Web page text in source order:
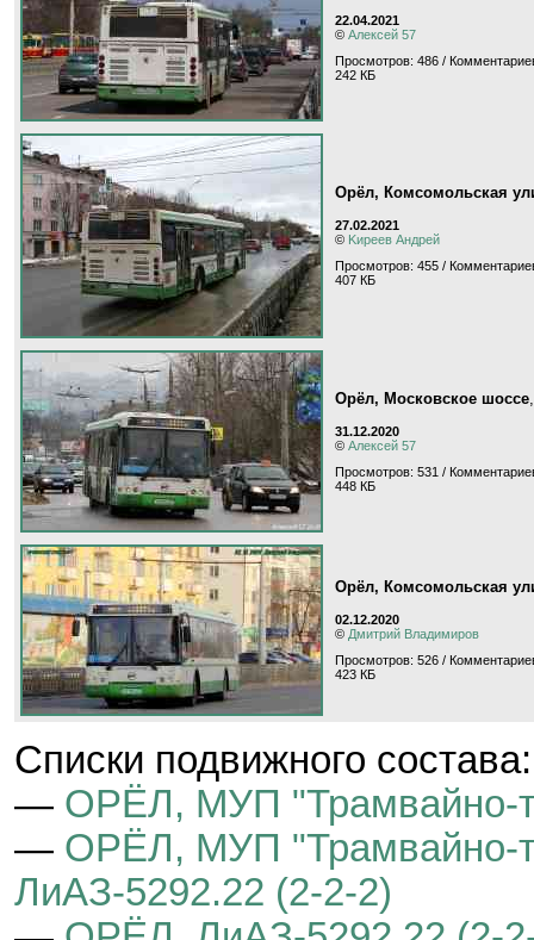
22.04.2021
© Алексей 57
Просмотров: 486 /
242 КБ
Орёл, Комсомольская
27.02.2021
© Kиpeeв Aндpeй
Просмотров: 455 /
407 КБ
Орёл, Московское шоссе
31.12.2020
© Алексей 57
Просмотров: 531 /
448 КБ
Орёл, Комсомольская
02.12.2020
© Дмитрий Владимиров
Просмотров: 526 /
423 КБ
Cписки подвижного состава:
— ОРЁЛ, МУП "Трамвайно-
— ОРЁЛ, МУП "Трамвайно-
ЛиАЗ-5292.22 (2-2-2)